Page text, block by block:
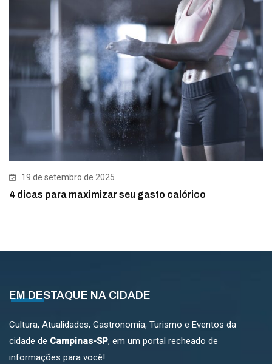
19 de setembro de 2025
4 dicas para maximizar seu gasto calórico
EM DESTAQUE NA CIDADE
Cultura, Atualidades, Gastronomia, Turismo e Eventos da
cidade de Campinas-SP, em um portal recheado de
informações para você!